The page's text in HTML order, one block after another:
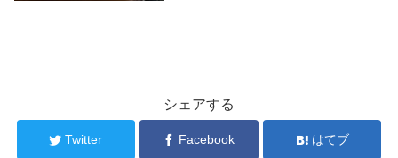
シェアする
Twitter Facebook はてブ